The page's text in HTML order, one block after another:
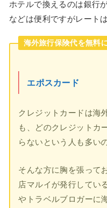
ホテルで換えるのは銀行
などは便利ですがレート
海外旅行保険代を無料
エポスカード
クレジットカードは海
も、どのクレジットカ
らないという人も多い
そんな方に胸を張って
店マルイが発行してい
やトラベルブロガーに